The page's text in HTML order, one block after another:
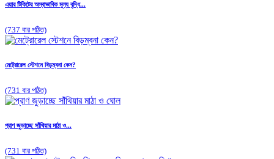
এয়ার টিকিটের অস্বাভাবিক মূল্য বৃদ্ধি...
(737 বার পঠিত)
মেট্রোরেল স্টেশনে বিড়ম্বনা কেন?
(731 বার পঠিত)
প্রাণ জুড়াচ্ছে সাঁথিয়ার মাঠা ও...
(731 বার পঠিত)